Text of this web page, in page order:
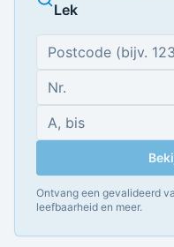
Lek
Ontvang een gevalideerd
leefbaarheid en meer.